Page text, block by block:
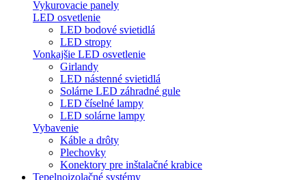
Vykurovacie panely
LED osvetlenie
LED bodové svietidlá
LED stropy
Vonkajšie LED osvetlenie
Girlandy
LED nástenné svietidlá
Solárne LED záhradné gule
LED číselné lampy
LED solárne lampy
Vybavenie
Káble a drôty
Plechovky
Konektory pre inštalačné krabice
Tepelnoizolačné systémy